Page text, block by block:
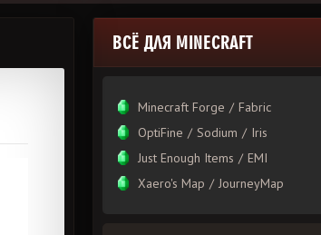
ВСЁ ДЛЯ MINECRAFT
Minecraft Forge / Fabric
OptiFine / Sodium / Iris
Just Enough Items / EMI
Xаero's Mаp / JourneyMap